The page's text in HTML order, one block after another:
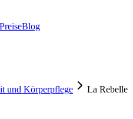
PreiseBlog
und Körperpflege
La Rebelle